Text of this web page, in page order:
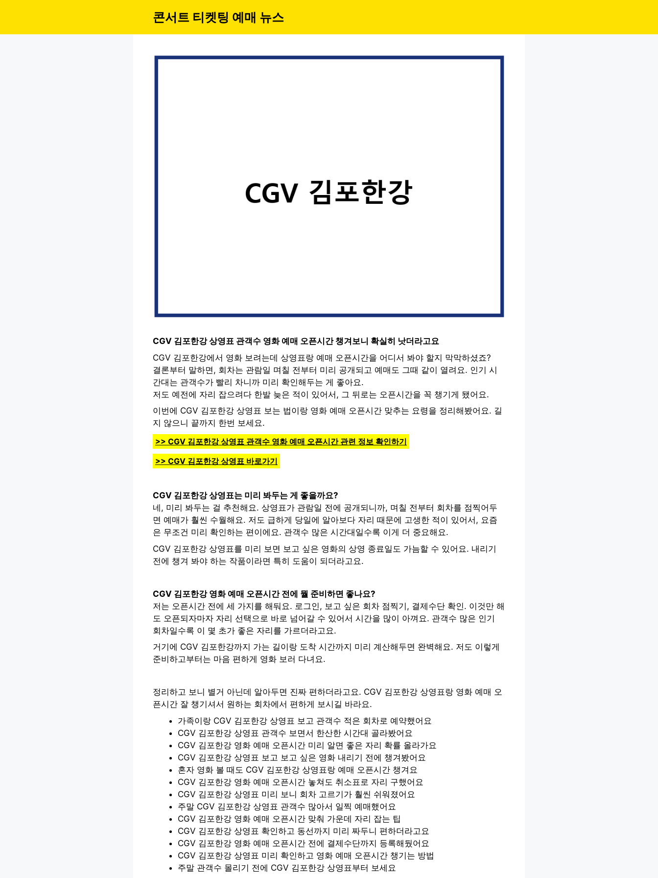
콘서트 티켓팅 예매 뉴스
CGV 김포한강 상영표 관객수 영화 예매 오픈시간 챙겨보니 확실히 낫더라고요
CGV 김포한강에서 영화 보려는데 상영표랑 예매 오픈시간을 어디서 봐야 할지 막막하셨죠?
결론부터 말하면, 회차는 관람일 며칠 전부터 미리 공개되고 예매도 그때 같이 열려요. 인기 시
간대는 관객수가 빨리 차니까 미리 확인해두는 게 좋아요.
저도 예전에 자리 잡으려다 한발 늦은 적이 있어서, 그 뒤로는 오픈시간을 꼭 챙기게 됐어요.
이번에 CGV 김포한강 상영표 보는 법이랑 영화 예매 오픈시간 맞추는 요령을 정리해봤어요. 길
지 않으니 끝까지 한번 보세요.
>> CGV 김포한강 상영표 관객수 영화 예매 오픈시간 관련 정보 확인하기
>> CGV 김포한강 상영표 바로가기
CGV 김포한강 상영표는 미리 봐두는 게 좋을까요?
네, 미리 봐두는 걸 추천해요. 상영표가 관람일 전에 공개되니까, 며칠 전부터 회차를 점찍어두
면 예매가 훨씬 수월해요. 저도 급하게 당일에 알아보다 자리 때문에 고생한 적이 있어서, 요즘
은 무조건 미리 확인하는 편이에요. 관객수 많은 시간대일수록 이게 더 중요해요.
CGV 김포한강 상영표를 미리 보면 보고 싶은 영화의 상영 종료일도 가늠할 수 있어요. 내리기
전에 챙겨 봐야 하는 작품이라면 특히 도움이 되더라고요.
CGV 김포한강 영화 예매 오픈시간 전에 뭘 준비하면 좋나요?
저는 오픈시간 전에 세 가지를 해둬요. 로그인, 보고 싶은 회차 점찍기, 결제수단 확인. 이것만 해
도 오픈되자마자 자리 선택으로 바로 넘어갈 수 있어서 시간을 많이 아껴요. 관객수 많은 인기
회차일수록 이 몇 초가 좋은 자리를 가르더라고요.
거기에 CGV 김포한강까지 가는 길이랑 도착 시간까지 미리 계산해두면 완벽해요. 저도 이렇게
준비하고부터는 마음 편하게 영화 보러 다녀요.
정리하고 보니 별거 아닌데 알아두면 진짜 편하더라고요. CGV 김포한강 상영표랑 영화 예매 오
픈시간 잘 챙기셔서 원하는 회차에서 편하게 보시길 바라요.
가족이랑 CGV 김포한강 상영표 보고 관객수 적은 회차로 예약했어요
CGV 김포한강 상영표 관객수 보면서 한산한 시간대 골라봤어요
CGV 김포한강 영화 예매 오픈시간 미리 알면 좋은 자리 확률 올라가요
CGV 김포한강 상영표 보고 보고 싶은 영화 내리기 전에 챙겨봤어요
혼자 영화 볼 때도 CGV 김포한강 상영표랑 예매 오픈시간 챙겨요
CGV 김포한강 영화 예매 오픈시간 놓쳐도 취소표로 자리 구했어요
CGV 김포한강 상영표 미리 보니 회차 고르기가 훨씬 쉬워졌어요
주말 CGV 김포한강 상영표 관객수 많아서 일찍 예매했어요
CGV 김포한강 영화 예매 오픈시간 맞춰 가운데 자리 잡는 팁
CGV 김포한강 상영표 확인하고 동선까지 미리 짜두니 편하더라고요
CGV 김포한강 영화 예매 오픈시간 전에 결제수단까지 등록해뒀어요
CGV 김포한강 상영표 미리 확인하고 영화 예매 오픈시간 챙기는 방법
주말 관객수 몰리기 전에 CGV 김포한강 상영표부터 보세요